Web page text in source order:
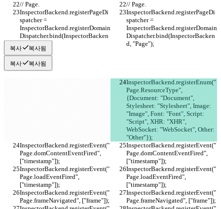
// Page.
// Page.
InspectorBackend.registerPageDi
spatcher =
InspectorBackend.registerDomain
Dispatcher.bind(InspectorBacken
d, "Page");
InspectorBackend.registerPageDi
spatcher =
InspectorBackend.registerDomain
Dispatcher.bind(InspectorBacken
d, "Page");
복사 복사됨
복사 복사됨
InspectorBackend.registerEnum("
Page.ResourceType",
{Document: "Document",
Stylesheet: "Stylesheet", Image:
"Image", Font: "Font", Script:
"Script", XHR: "XHR",
WebSocket: "WebSocket", Other:
"Other"});
InspectorBackend.registerEvent("
Page.domContentEventFired",
["timestamp"]);
InspectorBackend.registerEvent("
Page.domContentEventFired",
["timestamp"]);
InspectorBackend.registerEvent("
Page.loadEventFired",
["timestamp"]);
InspectorBackend.registerEvent("
Page.loadEventFired",
["timestamp"]);
InspectorBackend.registerEvent("
Page.frameNavigated", ["frame"]);
InspectorBackend.registerEvent("
Page.frameNavigated", ["frame"]);